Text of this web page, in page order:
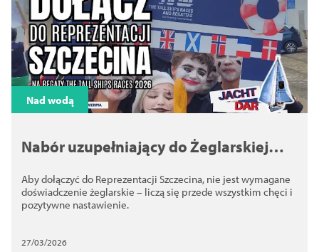
Nad wodą
Nabór uzupełniający do Żeglarskiej
Aby dołączyć do Reprezentacji Szczecina, nie jest wymagane
doświadczenie żeglarskie – liczą się przede wszystkim chęci i
pozytywne nastawienie.
27/03/2026